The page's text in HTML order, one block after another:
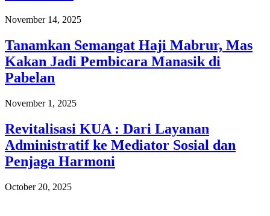
November 14, 2025
Tanamkan Semangat Haji Mabrur, Mas
Kakan Jadi Pembicara Manasik di
Pabelan
November 1, 2025
Revitalisasi KUA : Dari Layanan
Administratif ke Mediator Sosial dan
Penjaga Harmoni
October 20, 2025